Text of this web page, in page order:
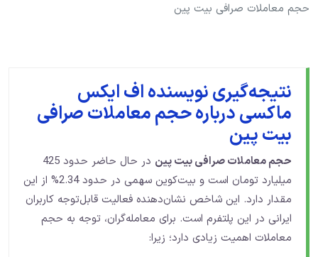
حجم معاملات صرافی بیت پین
نتیجه‌گیری نویسنده اف ایکس
ماکسی درباره حجم معاملات صرافی
بیت پین
حجم معاملات صرافی بیت پین
در حال حاضر حدود 425
میلیارد تومان است و بیت‌کوین سهمی در حدود 2.34% از این
مقدار دارد. این شاخص نشان‌دهنده فعالیت قابل‌توجه کاربران
ایرانی در این پلتفرم است. برای معامله‌گران، توجه به حجم
معاملات اهمیت زیادی دارد؛ زیرا: